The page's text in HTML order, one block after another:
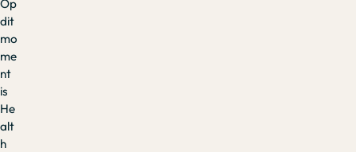
Op
dit
mo
me
nt
is
He
alt
h